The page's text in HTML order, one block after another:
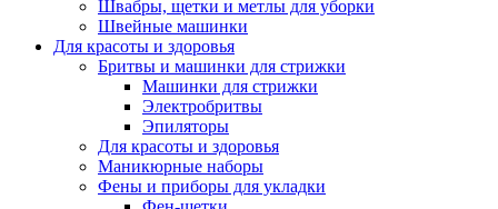
Швабры, щетки и метлы для уборки
Швейные машинки
Для красоты и здоровья
Бритвы и машинки для стрижки
Машинки для стрижки
Электробритвы
Эпиляторы
Для красоты и здоровья
Маникюрные наборы
Фены и приборы для укладки